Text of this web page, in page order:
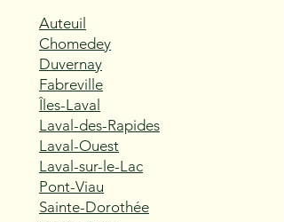
Auteuil
Chomedey
Duvernay
Fabreville
Îles-Laval
Laval-des-Rapides
Laval-Ouest
Laval-sur-le-Lac
Pont-Viau
Sainte-Dorothée